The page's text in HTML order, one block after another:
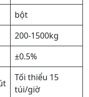
bột
200-1500kg
±0.5%
Tối thiểu 15
túi/giờ